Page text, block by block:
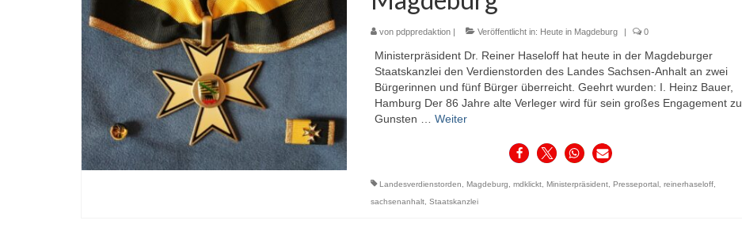
von pdppredaktion| Veröffentlicht in: Heute in Magdeburg | 0
Ministerpräsident Dr. Reiner Haseloff hat heute in der Magdeburger
Staatskanzlei den Verdienstorden des Landes Sachsen-Anhalt an zwei
Bürgerinnen und fünf Bürger überreicht. Geehrt wurden: I. Heinz Bauer,
Hamburg Der 86 Jahre alte Verleger wird für sein großes Engagement zu
Gunsten … Weiter
Landesverdienstorden Magdeburg mdklickt, Ministerpräsident, Presseportal, reinerhaseloff,
sachsenanhalt, Staatskanzlei